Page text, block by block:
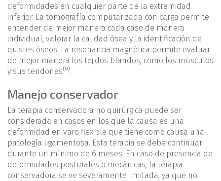
deformidades en cualquier parte de la extremidad
inferior. La tomografía computarizada con carga permite
entender de mejor manera cada caso de manera
individual, valorar la calidad ósea y la identificación de
quistes óseos. La resonancia magnética permite evaluar
de mejor manera los tejidos blandos, como los músculos
y sus tendones(9).
Manejo conservador
La terapia conservadora no quirúrgica puede ser
considerada en casos en los que la causa es una
deformidad en varo flexible que tiene como causa una
patología ligamentosa. Esta terapia se debe continuar
durante un mínimo de 6 meses. En caso de presencia de
deformidades posturales o mecánicas, la terapia
conservadora se ve severamente limitada, ya que no